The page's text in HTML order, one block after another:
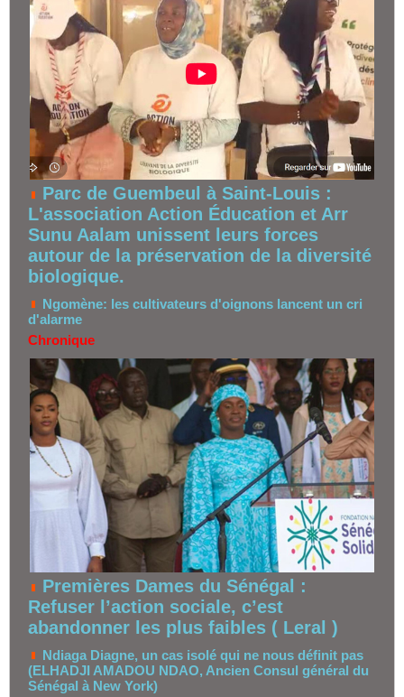
Parc de Guembeul à Saint-Louis :
L'association Action Éducation et Arr
Sunu Aalam unissent leurs forces
autour de la préservation de la diversité
biologique.
Ngomène: les cultivateurs d'oignons lancent un cri
d'alarme
Chronique
Premières Dames du Sénégal :
Refuser l’action sociale, c’est
abandonner les plus faibles ( Leral )
Ndiaga Diagne, un cas isolé qui ne nous définit pas
(ELHADJI AMADOU NDAO, Ancien Consul général du
Sénégal à New York)